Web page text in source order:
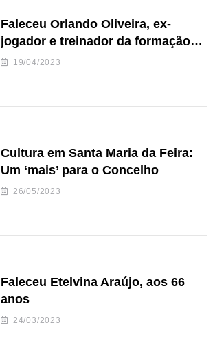
Faleceu Orlando Oliveira, ex-
jogador e treinador da formação
de andebol do Feirense
19/04/2023
Cultura em Santa Maria da Feira:
Um ‘mais’ para o Concelho
26/05/2023
Faleceu Etelvina Araújo, aos 66
anos
24/03/2023